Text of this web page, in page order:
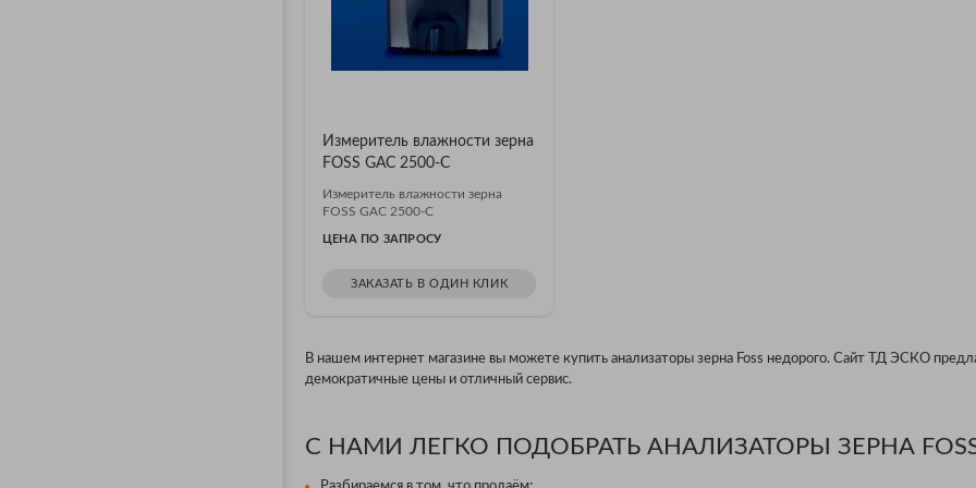
Измеритель влажности зерна
FOSS GAC 2500-C
Измеритель влажности зерна
FOSS GAC 2500-C
ЦЕНА ПО ЗАПРОСУ
ЗАКАЗАТЬ В ОДИН КЛИК
В нашем интернет магазине вы можете купить анализаторы зерна Foss недорого. Сайт ТД ЭСКО
демократичные цены и отличный сервис.
С НАМИ ЛЕГКО ПОДОБРАТЬ АНАЛИЗАТОРЫ ЗЕРНА